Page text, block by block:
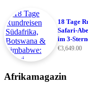
18 Tage
Safari-
im 3-
€3,649.00
Afrikamagazin